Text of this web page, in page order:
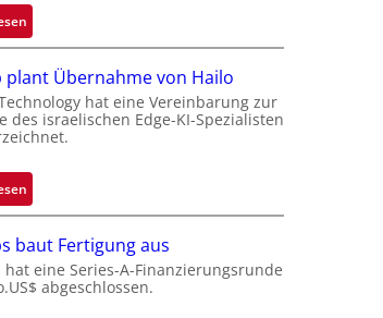
o
b
t
e
i
i
g
t
s
i
c
:
B
a
c
k
o
e
ü
b
plant Übernahme von Hailo
hat eine Vereinbarung zur
des israelischen Edge-KI-Spezialisten
:
M
c
r
baut Fertigung aus
hat eine Series-A-Finanzierungsrunde
abgeschlossen.